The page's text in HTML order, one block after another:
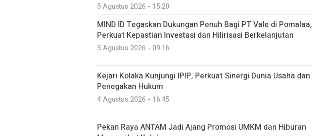
5 Agustus 2026 - 15:20
MIND ID Tegaskan Dukungan Penuh Bagi PT Vale di Pomalaa,
Perkuat Kepastian Investasi dan Hilirisasi Berkelanjutan
5 Agustus 2026 - 09:16
Kejari Kolaka Kunjungi IPIP, Perkuat Sinergi Dunia Usaha dan
Penegakan Hukum
4 Agustus 2026 - 16:45
Pekan Raya ANTAM Jadi Ajang Promosi UMKM dan Hiburan